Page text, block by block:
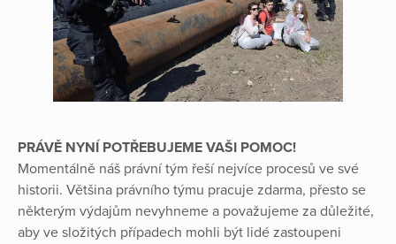
PRÁVĚ NYNÍ POTŘEBUJEME VAŠI POMOC!
Momentálně náš právní tým řeší nejvíce procesů ve své
historii. Většina právního týmu pracuje zdarma, přesto se
některým výdajům nevyhneme a považujeme za důležité,
aby ve složitých případech mohli být lidé zastoupeni